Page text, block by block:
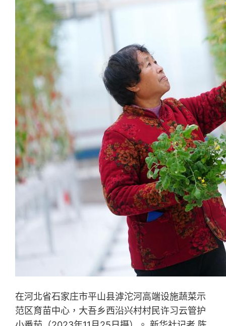
在河北省石家庄市平山县滹沱河高端设施蔬菜示
范区育苗中心，大吾乡西沿兴村村民许习云管护